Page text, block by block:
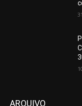
ARQUIVO